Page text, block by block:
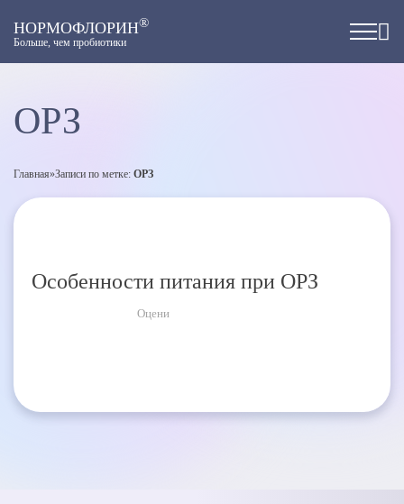
НОРМОФЛОРИН®
Больше, чем пробиотики
ОРЗ
Главная»Записи по метке: ОРЗ
Особенности питания при ОРЗ
Оцени